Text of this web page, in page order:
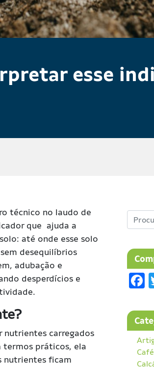
esse
técnico no laudo de
que ajuda a
até onde esse solo
desequilíbrios
adubação e
desperdícios e
nutrientes carregados
termos práticos, ela
nutrientes ficam
Café